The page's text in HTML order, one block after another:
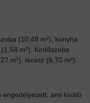
(10,48 m²), konyha
m²), fürdőszoba
m²), terasz (6,70 m²).
ami kiváló